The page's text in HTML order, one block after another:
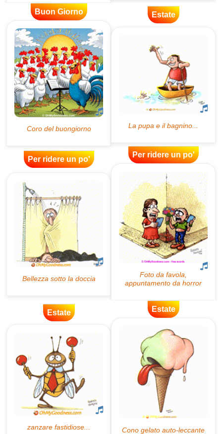
Buon Giorno Estate
Per ridere un po'
Per ridere un po'
Estate Estate